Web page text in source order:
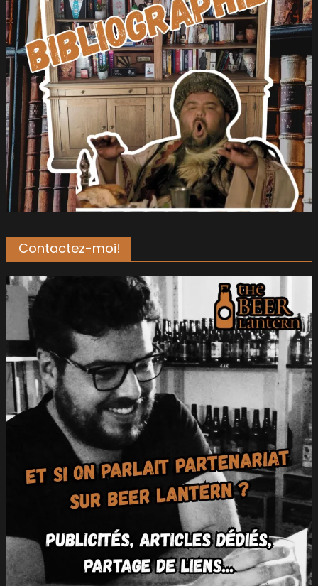
Contactez-moi!